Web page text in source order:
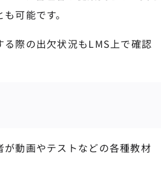
可能です。
る際の出欠状況もLMS上で確認
動画やテストなどの各種教材